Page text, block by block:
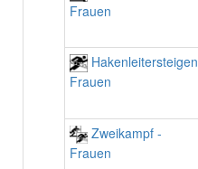
Frauen
Frauen
Zweikampf -
Frauen